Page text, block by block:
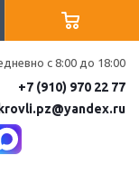
с 8:00 до 18:00
+7 (910) 970 22 77